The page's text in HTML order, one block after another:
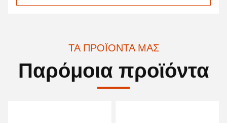
ΤΑ ΠΡΟΪΌΝΤΑ ΜΑΣ
Παρόμοια προϊόντα